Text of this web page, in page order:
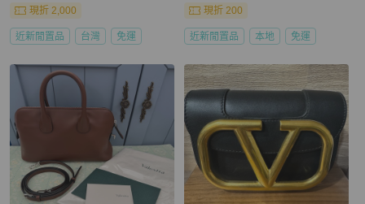
現折 2,000
近新閒置品 台灣 免運
現折 200
近新閒置品 本地 免運